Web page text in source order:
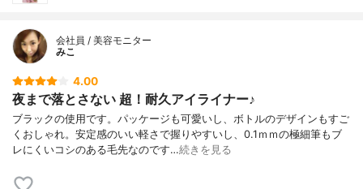
会社員 / 美容モニター
みこ
4.00
夜まで落とさない 超！耐久アイライナー♪
ブラックの使用です。パッケージも可愛いし、ボトルのデザインもすご
くおしゃれ。安定感のいい軽さで握りやすいし、0.1ｍｍの極細筆もブ
レにくいコシのある毛先なのです…続きを見る